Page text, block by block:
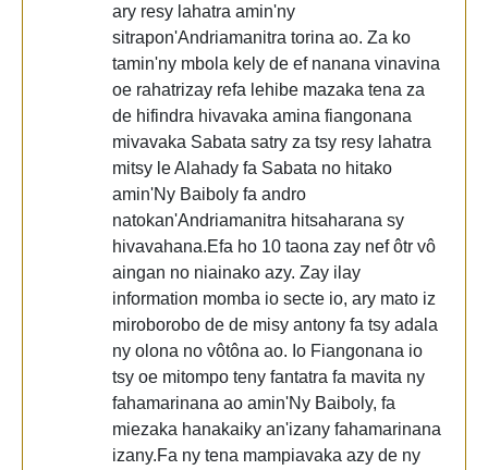
ary resy lahatra amin'ny
sitrapon'Andriamanitra torina ao. Za ko
tamin'ny mbola kely de ef nanana vinavina
oe rahatrizay refa lehibe mazaka tena za
de hifindra hivavaka amina fiangonana
mivavaka Sabata satry za tsy resy lahatra
mitsy le Alahady fa Sabata no hitako
amin'Ny Baiboly fa andro
natokan'Andriamanitra hitsaharana sy
hivavahana.Efa ho 10 taona zay nef ôtr vô
aingan no niainako azy. Zay ilay
information momba io secte io, ary mato iz
miroborobo de de misy antony fa tsy adala
ny olona no vôtôna ao. Io Fiangonana io
tsy oe mitompo teny fantatra fa mavita ny
fahamarinana ao amin'Ny Baiboly, fa
miezaka hanakaiky an'izany fahamarinana
izany.Fa ny tena mampiavaka azy de ny